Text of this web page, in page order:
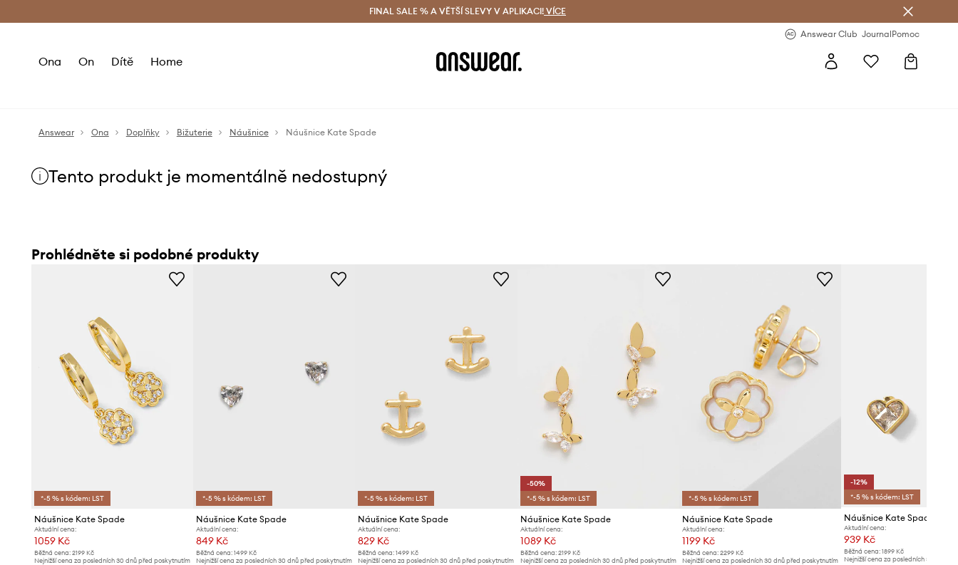
Doručení a vrácení zdarma (od 1800 Kč) Doručení i do 24 h
FINAL SALE % A VĚTŠÍ SLEVY V APLIKACI! VÍCE
Answear Club JournalPomoc
Ona On Dítě Home
Answear Ona Doplňky Bižuterie Náušnice Náušnice Kate Spade
Tento produkt je momentálně nedostupný
Prohlédněte si podobné produkty
*-5 % s kódem: LST
Náušnice Kate Spade
Aktuální cena:
1059 Kč
Běžná cena: 2199 Kč
Nejnižší cena za posledních 30 dnů před poskytnutím
*-5 % s kódem: LST
Náušnice Kate Spade
Aktuální cena:
849 Kč
Běžná cena:1499 Kč
Nejnižší cena za posledních 30 dnů před poskytnutím
*-5 % s kódem: LST
Náušnice Kate Spade
Aktuální cena:
829 Kč
Běžná cena: 1499 Kč
Nejnižší cena za posledních 30 dnů před poskytnutím
-50%
*-5 % s kódem: LST
Náušnice Kate Spade
Aktuální cena:
1089 Kč
Běžná cena: 2199 Kč
Nejnižší cena za posledních 30 dnů před poskytnutím
*-5 % s kódem: LST
Náušnice Kate Spade
Aktuální cena:
1199 Kč
Běžná cena:2299 Kč
Nejnižší cena za posledních 30 dnů před poskytnutím
-12%
*-5 % s kódem: LST
Náušnice Kate Spade
Aktuální cena:
939 Kč
Běžná cena: 1899 Kč
Nejnižší cena za posledních 30 dnů